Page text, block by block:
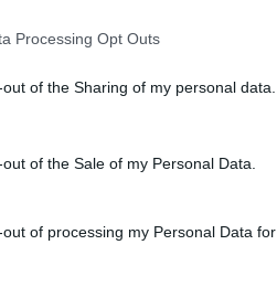
Processing Opt Outs
of the Sharing of my personal data.
of the Sale of my Personal Data.
of processing my Personal Data